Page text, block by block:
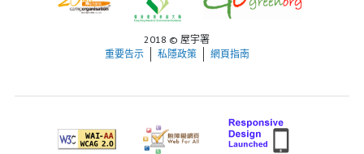
2018 © 屋宇署
重要告示
私隱政策 網頁指南